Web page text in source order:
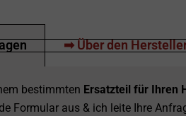
➡ Über den
bestimmten Ersatzteil für Ihren
Formular aus & ich leite Ihre